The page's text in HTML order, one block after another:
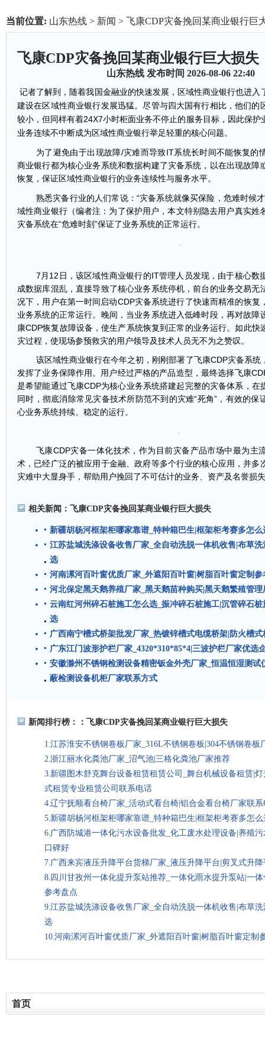
当前位置: 山东热线 > 新闻 > 飞康CDP灾备挽回某商业银行巨
飞康CDP灾备挽回某商业银行巨大损失
山东热线发布时间 2026-08-06 22:40
记者了解到，随着我国金融业的快速发展，区域性商业银行也进入
建设在区域性商业银行发展迅猛。尽管与四大国有行相比，他们的
较小，但同样有着24X7小时柜面业务不停止的服务目标，因此保护
业务连续不中断成为区域性商业银行举足轻重的核心问题。
为了避免由于出现故障/灾难而导致IT系统长时间不能恢复的
商业银行都为核心业务系统和数据构建了灾备系统，以在出现故障
恢复，保证区域性商业银行的业务连续性与服务水平。
熟悉灾备行业的人们常说： “灾备系统就像买保险，危难时候
域性商业银行（编者注：为了保护用户，本文特别隐去用户真实姓
灾备系统在“危难时刻”保证了业务系统的正常运行。
7 月 12 日 ，该区域性商业银行的IT管理人员发现，由于核心数
成数据库混乱，直接导致了核心业务系统停机，前台的业务交易无
况下，用户在第一时间启动CDP灾备系统进行了快速而精准的恢复
业务系统的正常运行。晚间，当业务系统进入低峰时段，再对故障
康CDP恢复故障设备，使生产系统恢复到正常的业务运行。如此快
灾过程，使现场参预救灾的用户领导及技术人员无不为之赞叹。
该区域性商业银行在今年之初，刚刚部署了飞康CDP灾备系统
发挥了业务保障作用。用户经过严格的产品造型，最终选择飞康
是希望能通过飞康CDP为核心业务系统搭建起完整的灾备体系，在
同时，彻底消除常见灾备技术所防范不到的灾难“死角” ，有效的保
心业务系统持续、稳定的运行。
飞康CDP灾备一体化技术，作为目前灾备产品市场中最为主
术，已经广泛的被应用于金融、政府等多个行业的核心应用，并多
灾难中大显身手，帮助用户挽回了不可估计的业务、资产及名誉损
相关新闻： 飞康CDP灾备挽回某商业银行巨大损失
新疆胡杨河框架柜哪家靠谱_特种箱巴生|框架柜考赛多怎
江苏盐城洗涤设备收售厂家_全自动洗脱一体机收售|布草
选
河南漯河百叶窗优质厂家_外遮阳百叶窗|树脂百叶窗定制参
河北保定黑天鹅养殖厂家_黑天鹅苗种购买|黑天鹅繁殖管
云南红河州碎石桩施工怎么选_振冲碎石桩施工|沉管碎石
选
广西南宁槽式桥架批发厂家_热镀锌槽式电缆桥架|防火槽
广东江门波形护栏厂家_4320*310*85*4|三波护栏厂家优选
安徽滁州不锈钢检测设备精密钣金外壳厂家_恒温恒湿测试
蔽检测设备机柜厂家联系方式
新闻排行榜：： 飞康CDP灾备挽回某商业银行巨大损失
江苏淮安不锈钢卷板厂家_316L不锈钢卷板|304不锈钢卷板
浙江丽水化粪池厂家_沼气池|三格化粪池厂家推荐
新疆图木舒克舞台设备租赁租赁公司_舞台机械设备租赁|
式租赁专业租赁公司联系电话
辽宁抚顺看台椅厂家_活动式看台椅|铝合金看台椅厂家联系
新疆胡杨河框架柜哪家靠谱_特种箱巴生|框架柜考赛多怎
广西防城港一体化污水设备批发_化工废水处理设备|养殖
口碑好
广西来宾液压升降平台货梯厂家_液压升降平台|剪叉式升
四川甘孜州一体化提升泵站推荐_一体化雨水提升泵站|一
参考盘点
江苏盐城洗涤设备收售厂家_全自动洗脱一体机收售|布草
选
河南漯河百叶窗优质厂家_外遮阳百叶窗|树脂百叶窗定制
首页